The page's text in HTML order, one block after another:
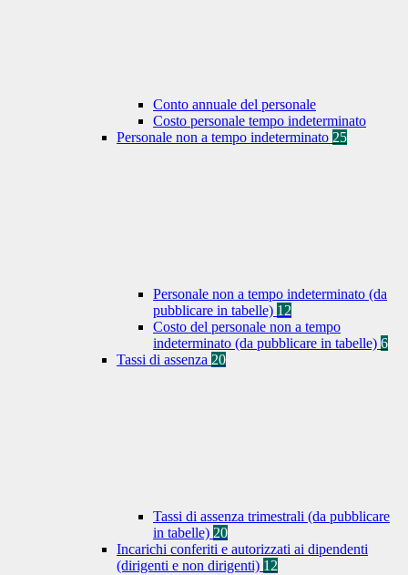
Conto annuale del personale
Costo personale tempo indeterminato
Personale non a tempo indeterminato 25
Personale non a tempo indeterminato (da
pubblicare in tabelle) 12
Costo del personale non a tempo
indeterminato (da pubblicare in tabelle) 6
Tassi di assenza 20
Tassi di assenza trimestrali (da pubblicare
in tabelle) 20
Incarichi conferiti e autorizzati ai dipendenti
(dirigenti e non dirigenti) 12